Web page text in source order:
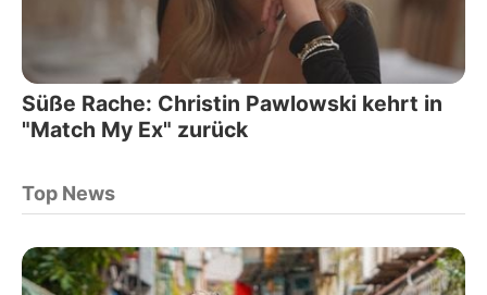
Süße Rache: Christin Pawlowski kehrt in
"Match My Ex" zurück
Top News